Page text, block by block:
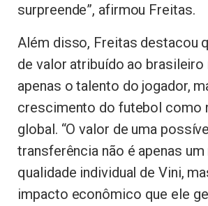
surpreende”, afirmou Freitas.
Além disso, Freitas destacou
de valor atribuído ao
apenas o talento do jogador,
crescimento do futebol como
global. “O valor de uma
transferência não é apenas
qualidade individual de Vini,
impacto econômico que ele